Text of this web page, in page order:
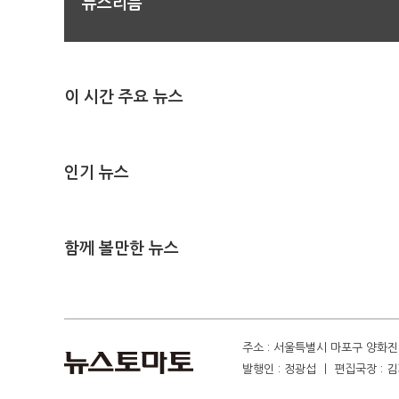
뉴스리듬
이 시간 주요 뉴스
인기 뉴스
함께 볼만한 뉴스
주소 : 서울특별시 마포구 양화
발행인 : 정광섭 ㅣ 편집국장 :